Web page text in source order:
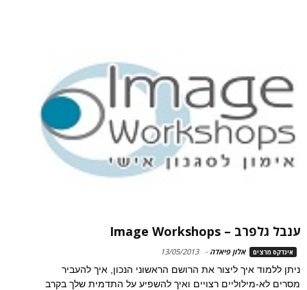
ענבל גלפרב – Image Workshops
אינדקס מרצים אלון פיאדה -
13/05/2013
ניתן ללמוד איך ליצור את הרושם הראשוני הנכון, איך להעביר
מסרים לא-מילוליים רצויים ואיך להשפיע על התדמית שלך בקרב